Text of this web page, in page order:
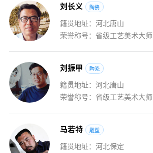
刘长义 陶瓷
籍贯地址：河北唐山
荣誉称号：省级工艺美术大师
刘振甲 陶瓷
籍贯地址：河北唐山
荣誉称号：省级工艺美术大师
马若特 雕塑
籍贯地址：河北保定